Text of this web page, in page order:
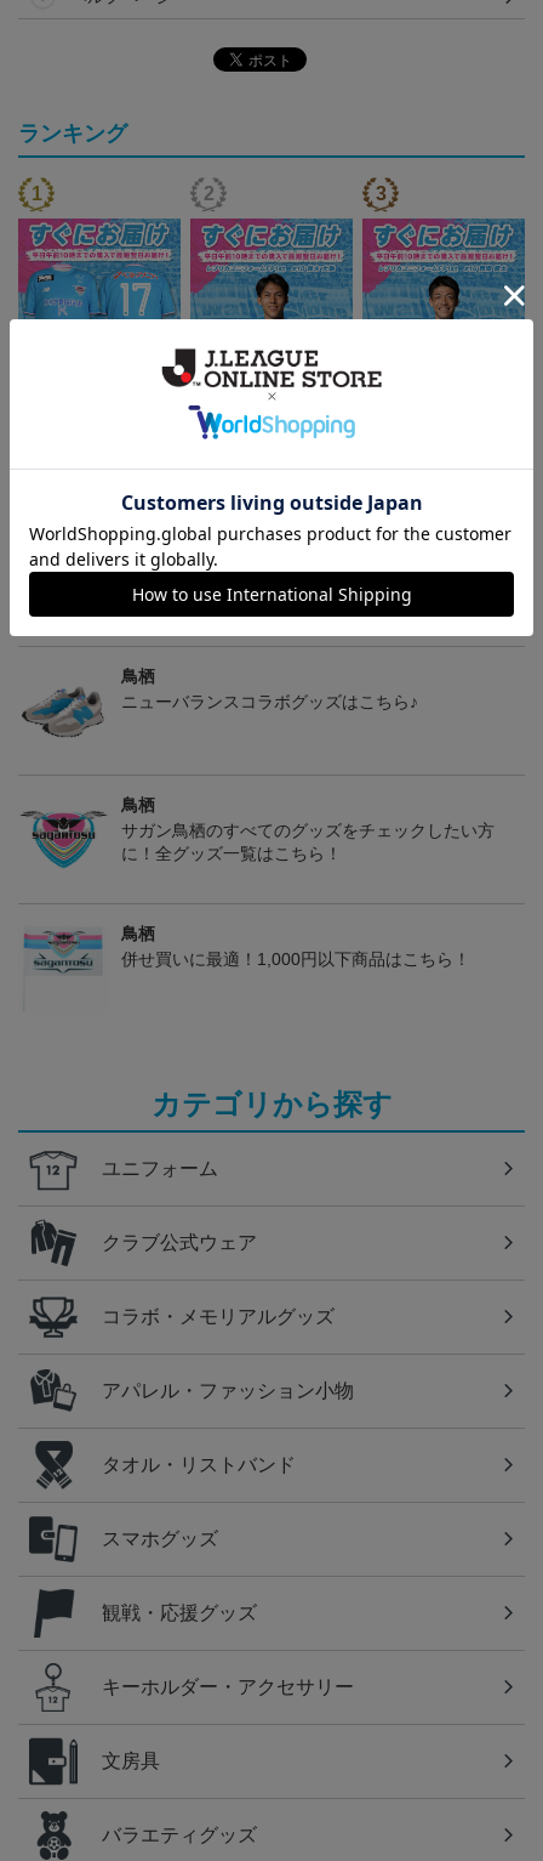
ランキング
『すぐにお届け』26/27レ
プリカユニフォームFP1st
No.10 鈴木 大馳
17,970円
トピックス
鳥栖
ユニフォームはこちらをチェック♪
鳥栖
ニューバランスコラボグッズはこちら♪
鳥栖
サガン鳥栖のすべてのグッズをチェックしたい方
に！全グッズ一覧はこちら！
鳥栖
併せ買いに最適！1,000円以下商品はこちら！
カテゴリから探す
ユニフォーム
クラブ公式ウェア
コラボ・メモリアルグッズ
アパレル・ファッション小物
タオル・リストバンド
スマホグッズ
観戦・応援グッズ
キーホルダー・アクセサリー
文房具
バラエティグッズ